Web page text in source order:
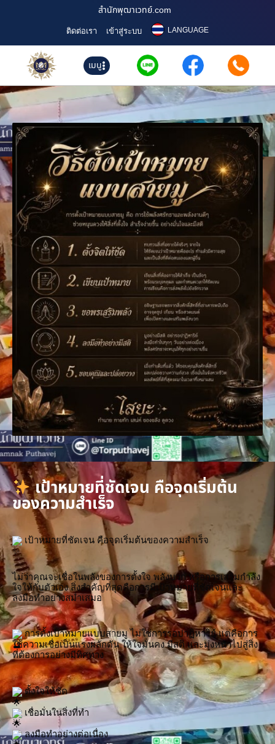
สำนักพุฒาเวทย์.com
ติดต่อเรา เข้าสู่ระบบ LANGUAGE
เมนู
เป้าหมายที่ชัดเจน คือจุดเริ่มต้น
ของความสำเร็จ
เป้าหมายที่ชัดเจน คือจุดเริ่มต้นของความสำเร็จ
ไม่ว่าคุณจะเชื่อในพลังของการตั้งใจ พลังบวก หรือการเสริมกำลัง
ใจให้กับตัวเอง สิ่งสำคัญที่สุดคือการมีเป้าหมายที่ชัดเจนและ
ลงมือทำอย่างสม่ำเสมอ
การตั้งเป้าหมายแบบสายมู ไม่ใช่การรอปาฏิหาริย์ แต่คือการ
ใช้ความเชื่อเป็นแรงผลักดัน ให้ใจมั่นคง มีสติ และมุ่งหน้าไปสู่สิ่ง
ที่ต้องการอย่างมีทิศทาง
ตั้งใจให้ชัด
เชื่อมั่นในสิ่งที่ทำ
ลงมือทำอย่างต่อเนื่อง